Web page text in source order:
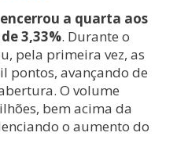
a quarta aos
3,33%. Durante o
pela primeira vez, as
pontos, avançando de
O volume
bem acima da
o aumento do